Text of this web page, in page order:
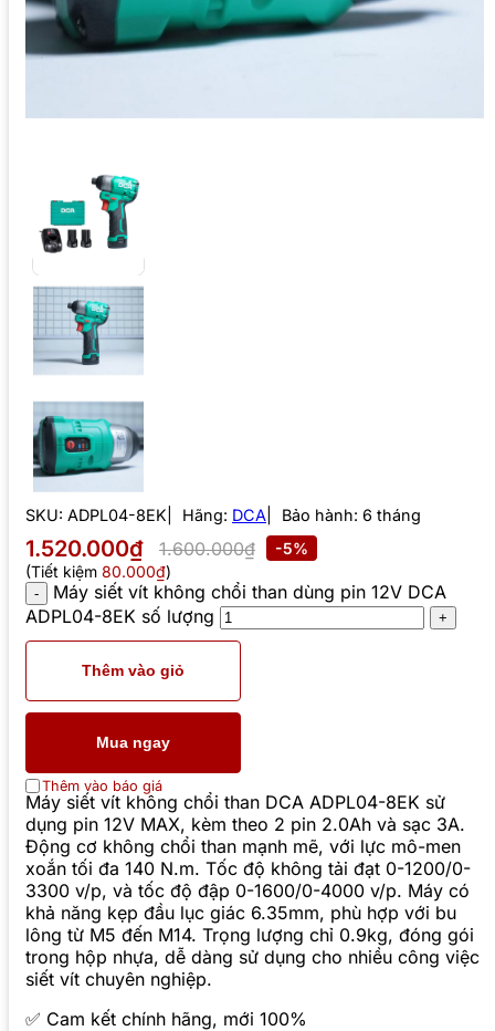
SKU: ADPL04-8EK Hãng: DCA Bảo hành: 6 tháng
1.520.000₫ 1.600.000₫
-5%
(Tiết kiệm 80.000₫)
Máy siết vít không chổi than dùng pin 12V DCA
ADPL04-8EK số lượng
Thêm vào giỏ
Mua ngay
Thêm vào báo giá
Máy siết vít không chổi than DCA ADPL04-8EK sử
dụng pin 12V MAX, kèm theo 2 pin 2.0Ah và sạc 3A.
Động cơ không chổi than mạnh mẽ, với lực mô-men
xoắn tối đa 140 N.m. Tốc độ không tải đạt 0-1200/0-
3300 v/p, và tốc độ đập 0-1600/0-4000 v/p. Máy có
khả năng kẹp đầu lục giác 6.35mm, phù hợp với bu
lông từ M5 đến M14. Trọng lượng chỉ 0.9kg, đóng gói
trong hộp nhựa, dễ dàng sử dụng cho nhiều công việc
siết vít chuyên nghiệp.
✅ Cam kết chính hãng, mới 100%